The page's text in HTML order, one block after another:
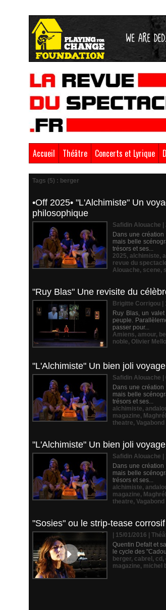
Accueil Théâtre Concerts et Lyrique
Tags (5) : berger
•Off 2025• "L'Alchimiste" Un
philosophique
Safidin Alouache |
Dans une
mais belle
trésors et ses...
2025, alchimiste,
revue du
Alouache, scene,
"Ruy Blas" Une revisite du
Brigitte Corrigou |
Ruy Blas, un
peuple.
passer pour...
Amiens, amour,
noble, Olivier
"L'Alchimiste" Un bien joli
Safidin Alouache |
Dans une
mais belle
trésors et ses...
alchimiste,
magazine,
theatre, Vagabond
"L'Alchimiste" Un bien joli
Safidin Alouache |
Dans une
mais belle
trésors et ses...
alchimiste,
magazine,
theatre, Vagabond
"Sosies" ou le strip-tease
| 15/01/2016
Quentin Defalt et
le cycle des
berger, cabrel , cd ,
magazine, michel